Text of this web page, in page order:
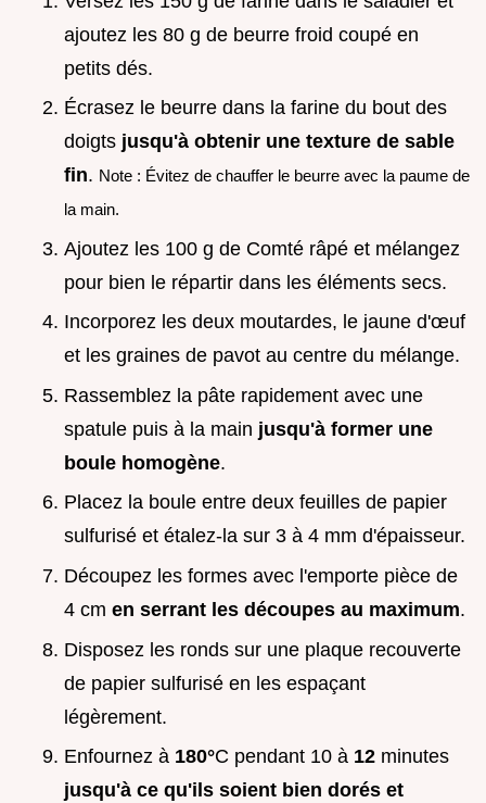
ajoutez les 80 g de beurre froid coupé en
petits dés.
Écrasez le beurre dans la farine du bout des
doigts jusqu'à obtenir une texture de sable
fin. Note : Évitez de chauffer le beurre avec la paume de
la main.
Ajoutez les 100 g de Comté râpé et mélangez
pour bien le répartir dans les éléments secs.
Incorporez les deux moutardes, le jaune d'œuf
et les graines de pavot au centre du mélange.
Rassemblez la pâte rapidement avec une
spatule puis à la main jusqu'à former une
boule homogène.
Placez la boule entre deux feuilles de papier
sulfurisé et étalez-la sur 3 à 4 mm d'épaisseur.
Découpez les formes avec l'emporte pièce de
4 cm en serrant les découpes au maximum.
Disposez les ronds sur une plaque recouverte
de papier sulfurisé en les espaçant
légèrement.
Enfournez à 180°C pendant 10 à 12 minutes
jusqu'à ce qu'ils soient bien dorés et